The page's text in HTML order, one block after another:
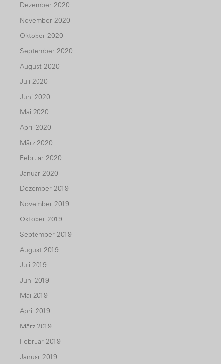
Dezember 2020
November 2020
Oktober 2020
September 2020
August 2020
Juli 2020
Juni 2020
Mai 2020
April 2020
März 2020
Februar 2020
Januar 2020
Dezember 2019
November 2019
Oktober 2019
September 2019
August 2019
Juli 2019
Juni 2019
Mai 2019
April 2019
März 2019
Februar 2019
Januar 2019